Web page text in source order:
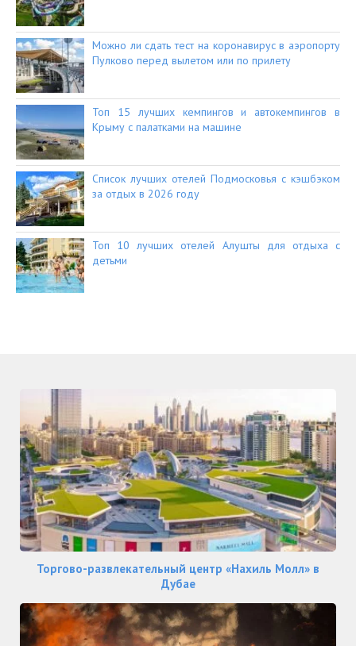
Можно ли сдать тест на коронавирус в аэропорту
Пулково перед вылетом или по прилету
Топ 15 лучших кемпингов и автокемпингов в
Крыму с палатками на машине
Список лучших отелей Подмосковья с кэшбэком
за отдых в 2026 году
Топ 10 лучших отелей Алушты для отдыха с
детьми
Торгово-развлекательный центр «Нахиль Молл» в
Дубае